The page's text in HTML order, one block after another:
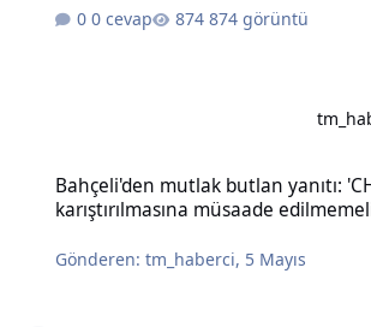
0 cevap 874 görüntü
Bahçeli'den mutlak butlan yanıtı:
karıştırılmasına müsaade
Gönderen:tm_haberci, 5 Mayıs